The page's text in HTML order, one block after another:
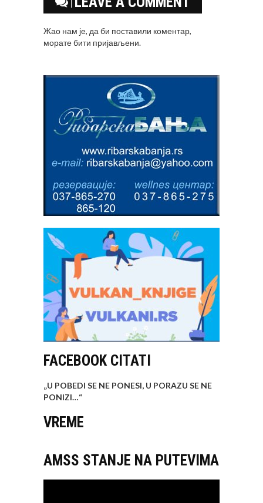
Жао нам је, да би поставили коментар,
моратебити пријављени.
FACEBOOK CITATI
„U POBEDI SE NE PONESI, U PORAZU SE NE
PONIZI…“
VREME
AMSS STANJE NA PUTEVIMA